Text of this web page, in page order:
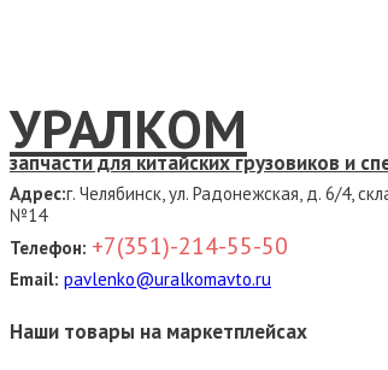
УРАЛКОМ
запчасти для китайских грузовиков и
Адрес:г. Челябинск, ул. Радонежская, д. 6/4,
№14
Телефон: +7(351)-214-55-50
Email: pavlenko@uralkomavto.ru
Наши товары на маркетплейсах